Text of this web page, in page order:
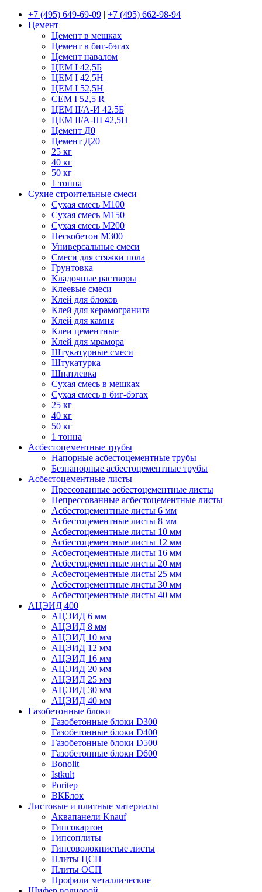
+7 (495) 649-69-09 | +7 (495) 662-98-94
Цемент
Цемент в мешках
Цемент в биг-бэгах
Цемент навалом
ЦЕМ I 42,5Б
ЦЕМ I 42,5Н
ЦЕМ I 52,5Н
CEM I 52,5 R
ЦЕМ II/А-И 42.5Б
ЦЕМ II/А-Ш 42,5Н
Цемент Д0
Цемент Д20
25 кг
40 кг
50 кг
1 тонна
Сухие строительные смеси
Сухая смесь М100
Сухая смесь М150
Сухая смесь М200
Пескобетон М300
Универсальные смеси
Смеси для стяжки пола
Грунтовка
Кладочные растворы
Клеевые смеси
Клей для блоков
Клей для керамогранита
Клей для камня
Клеи цементные
Клей для мрамора
Штукатурные смеси
Штукатурка
Шпатлевка
Сухая смесь в мешках
Сухая смесь в биг-бэгах
25 кг
40 кг
50 кг
1 тонна
Асбестоцементные трубы
Напорные асбестоцементные трубы
Безнапорные асбестоцементные трубы
Асбестоцементные листы
Прессованные асбестоцементные листы
Непрессованные асбестоцементные листы
Асбестоцементные листы 6 мм
Асбестоцементные листы 8 мм
Асбестоцементные листы 10 мм
Асбестоцементные листы 12 мм
Асбестоцементные листы 16 мм
Асбестоцементные листы 20 мм
Асбестоцементные листы 25 мм
Асбестоцементные листы 30 мм
Асбестоцементные листы 40 мм
АЦЭИД 400
АЦЭИД 6 мм
АЦЭИД 8 мм
АЦЭИД 10 мм
АЦЭИД 12 мм
АЦЭИД 16 мм
АЦЭИД 20 мм
АЦЭИД 25 мм
АЦЭИД 30 мм
АЦЭИД 40 мм
Газобетонные блоки
Газобетонные блоки D300
Газобетонные блоки D400
Газобетонные блоки D500
Газобетонные блоки D600
Bonolit
Istkult
Poritep
ВКБлок
Листовые и плитные материалы
Аквапанели Knauf
Гипсокартон
Гипсоплиты
Гипсоволокнистые листы
Плиты ЦСП
Плиты ОСП
Профили металлические